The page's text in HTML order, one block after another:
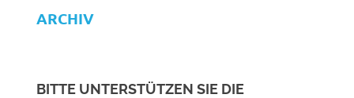
ARCHIV
BITTE UNTERSTÜTZEN SIE DIE